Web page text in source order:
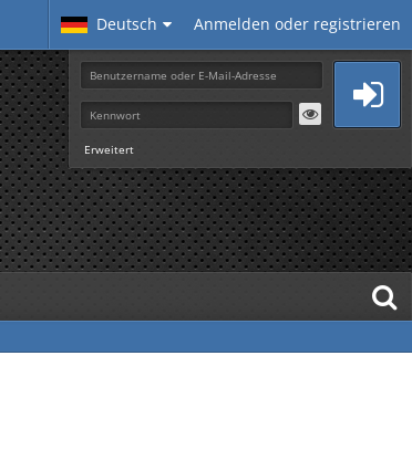
Deutsch Anmelden oder registrieren
Erweitert